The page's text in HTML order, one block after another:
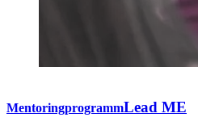
MentoringprogrammLead ME